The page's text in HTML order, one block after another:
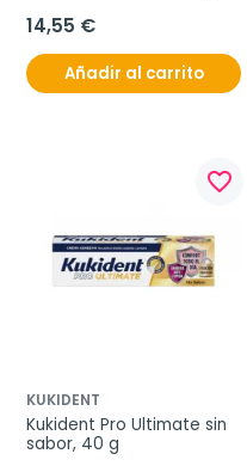
14,55 €
Añadir al carrito
favorite_border
KUKIDENT
Kukident Pro Ultimate sin
sabor, 40 g